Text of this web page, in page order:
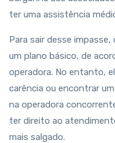
ter uma assistência
Para sair desse
um plano básico, de
operadora. No entanto,
carência ou encontrar
na operadora
ter direito ao
mais salgado.